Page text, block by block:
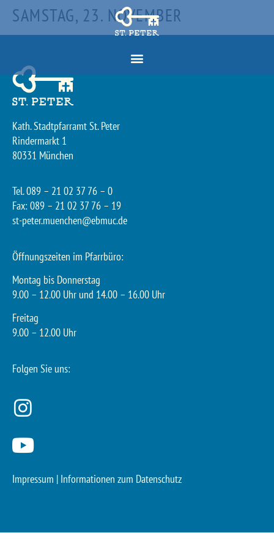
SAMSTAG, 23. NOVEMBER
Kath. Stadtpfarramt St. Peter
Rindermarkt 1
80331 München
Tel. 089 – 21 02 37 76 – 0
Fax: 089 – 21 02 37 76 – 19
st-peter.muenchen@ebmuc.de
Öffnungszeiten im Pfarrbüro:
Montag bis Donnerstag
9.00 – 12.00 Uhr und 14.00 – 16.00 Uhr
Freitag
9.00 – 12.00 Uhr
Folgen Sie uns:
Impressum | Informationen zum Datenschutz